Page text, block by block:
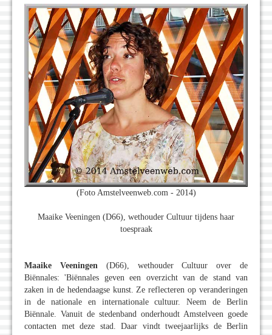
(Foto Amstelveenweb.com - 2014)
Maaike Veeningen (D66), wethouder Cultuur tijdens haar
toespraak
Maaike Veeningen (D66), wethouder Cultuur over de
Biënnales: 'Biënnales geven een overzicht van de stand van
zaken in de hedendaagse kunst. Ze reflecteren op veranderingen
in de nationale en internationale cultuur. Neem de Berlin
Biënnale. Vanuit de stedenband onderhoudt Amstelveen goede
contacten met deze stad. Daar vindt tweejaarlijks de Berlin